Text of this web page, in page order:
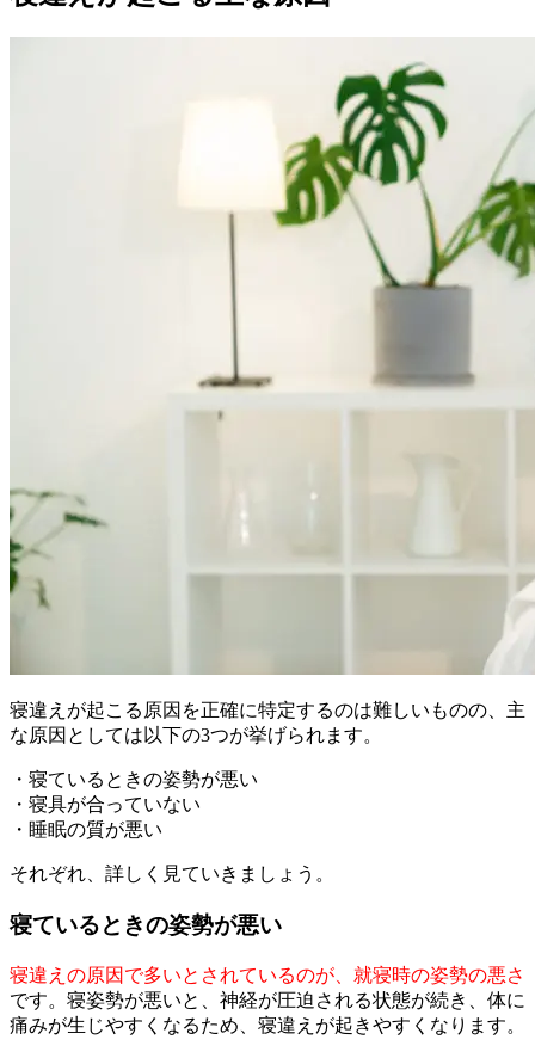
寝違えが起こる原因を正確に特定するのは難しいものの、主
な原因としては以下の3つが挙げられます。
・寝ているときの姿勢が悪い
・寝具が合っていない
・睡眠の質が悪い
それぞれ、詳しく見ていきましょう。
寝ているときの姿勢が悪い
寝違えの原因で多いとされているのが、就寝時の姿勢の悪さ
です。寝姿勢が悪いと、神経が圧迫される状態が続き、体に
痛みが生じやすくなるため、寝違えが起きやすくなります。